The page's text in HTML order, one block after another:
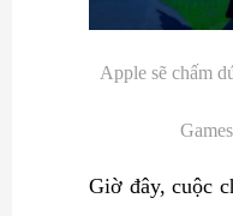
Apple sẽ chấm
Giờ đây, cuộc